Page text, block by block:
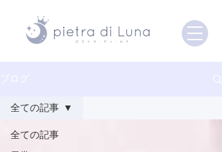
全ての記事
全ての記事